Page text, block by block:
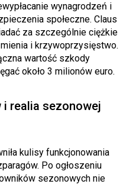
wynagrodzeń i
społeczne. Claus
za szczególnie ciężkie
i krzywoprzysięstwo.
wartość szkody
około 3 milionów euro.
realia sezonowej
kulisy funkcjonowania
Po ogłoszeniu
sezonowych nie